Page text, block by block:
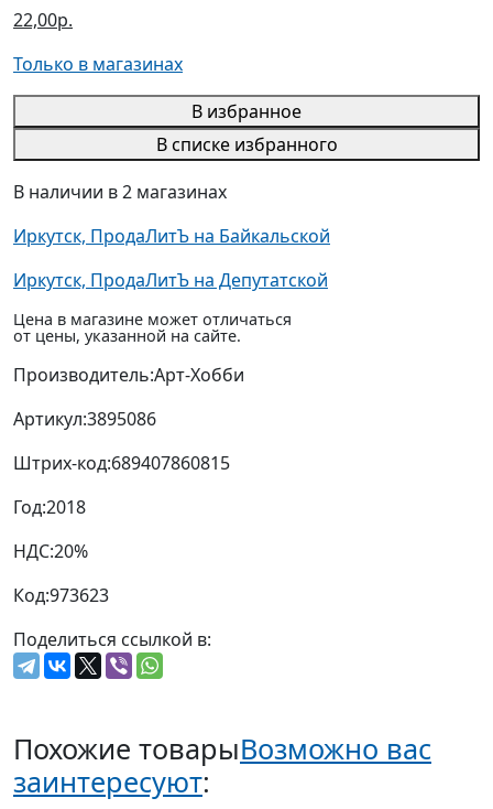
22,00р.
Только в магазинах
В избранное
В списке избранного
В наличии в 2 магазинах
Иркутск, ПродаЛитЪ на Байкальской
Иркутск, ПродаЛитЪ на Депутатской
Цена в магазине может отличаться
от цены, указанной на сайте.
Производитель:Арт-Хобби
Артикул:3895086
Штрих-код:689407860815
Год:2018
НДС:20%
Код:973623
Поделиться ссылкой в:
Похожие товарыВозможно вас
заинтересуют: